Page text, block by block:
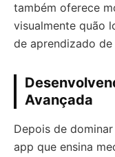
também oferece
visualmente quão
de aprendizado
Avançada
Depois de
app que ensina